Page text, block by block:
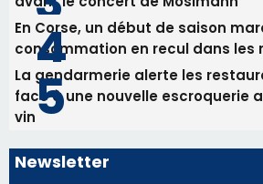
En Corse, un début de saison
consommation en recul dans les
La gendarmerie alerte les
face à une nouvelle escroquerie
vin
Newsletter